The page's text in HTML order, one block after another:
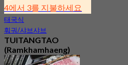
4에서 3를 지불하세요
태국식
훠궈/샤브샤브
TUITANGTAO
(Ramkhamhaeng)
신규